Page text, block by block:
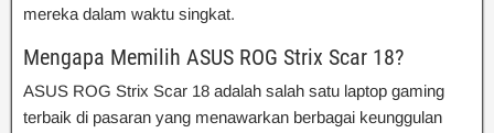
mereka dalam waktu singkat.
Mengapa Memilih ASUS ROG Strix Scar 18?
ASUS ROG Strix Scar 18 adalah salah satu laptop gaming
terbaik di pasaran yang menawarkan berbagai keunggulan